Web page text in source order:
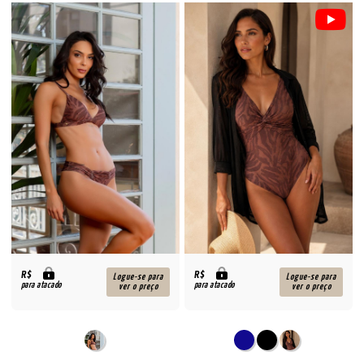
R$
para atacado
Logue-se para
ver o preço
R$
para atacado
Logue-se para
ver o preço